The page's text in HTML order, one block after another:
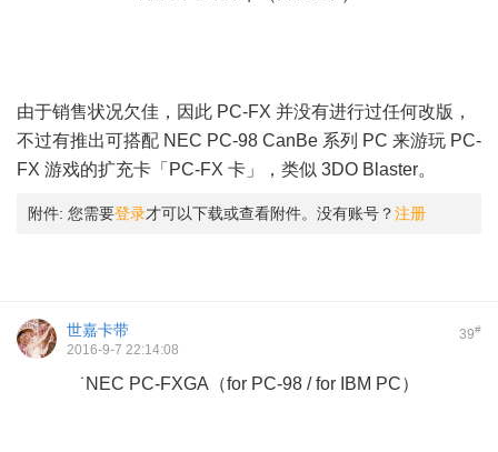
由于销售状况欠佳，因此 PC-FX 并没有进行过任何改版，
不过有推出可搭配 NEC PC-98 CanBe 系列 PC 来游玩 PC-
FX 游戏的扩充卡「PC-FX 卡」，类似 3DO Blaster。
附件: 您需要登录才可以下载或查看附件。没有账号？注册
39#
世嘉卡带
2016-9-7 22:14:08
˙NEC PC-FXGA（for PC-98 / for IBM PC）